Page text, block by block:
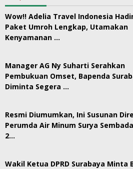
Wow!! Adelia Travel Indonesia
Paket Umroh Lengkap, Utamakan
Kenyamanan …
Manager AG Ny Suharti Serahkan
Pembukuan Omset, Bapenda
Diminta Segera …
Resmi Diumumkan, Ini Susunan
Perumda Air Minum Surya
2…
Wakil Ketua DPRD Surabaya Minta